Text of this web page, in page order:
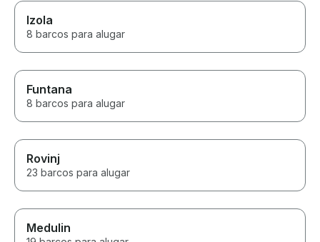
Izola
8 barcos para alugar
Funtana
8 barcos para alugar
Rovinj
23 barcos para alugar
Medulin